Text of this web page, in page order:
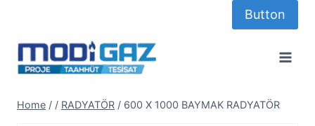
content
Button
Home / / RADYATÖR / 600 X 1000 BAYMAK RADYATÖR